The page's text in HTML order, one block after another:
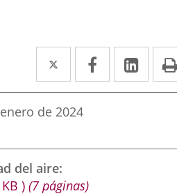
Twitter
Enlace
a
una
externa.
Facebook
Enlace
a
externa.
a
de 2024
del aire
KB ) (7 páginas)